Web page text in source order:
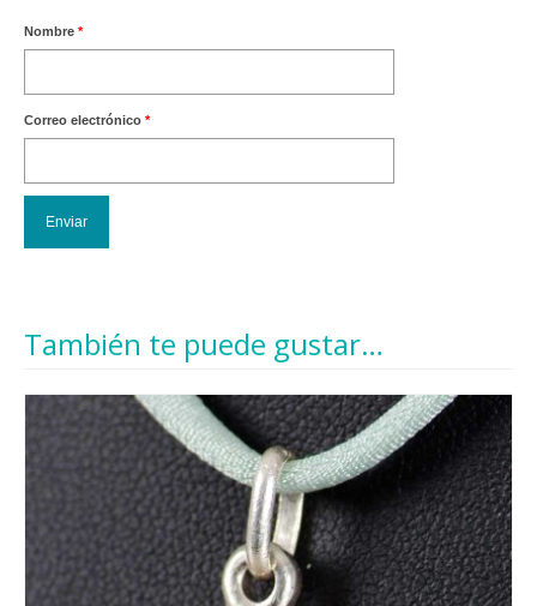
Nombre *
Correo electrónico *
También te puede gustar…